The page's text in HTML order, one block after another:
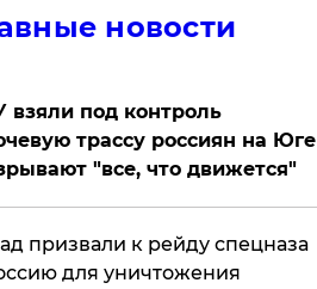
новости
взяли под контроль
трассу россиян на Юге
"все, что движется"
призвали к рейду спецназа
для уничтожения